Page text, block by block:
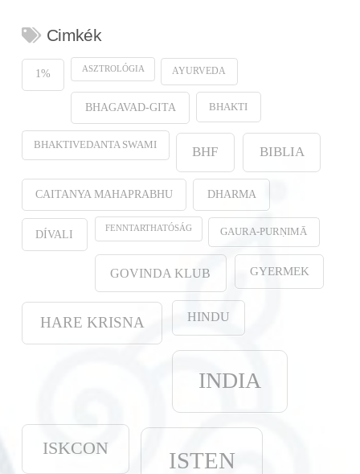
Cimkék
1% ASZTROLÓGIA AYURVEDA
BHAGAVAD-GITA BHAKTI
BHAKTIVEDANTA SWAMI BHF BIBLIA
CAITANYA MAHAPRABHU DHARMA
DÍVALI FENNTARTHATÓSÁG GAURA-PURṆIMĀ
GOVINDA KLUB GYERMEK
HARE KRISNA HINDU
INDIA
ISKCON ISTEN